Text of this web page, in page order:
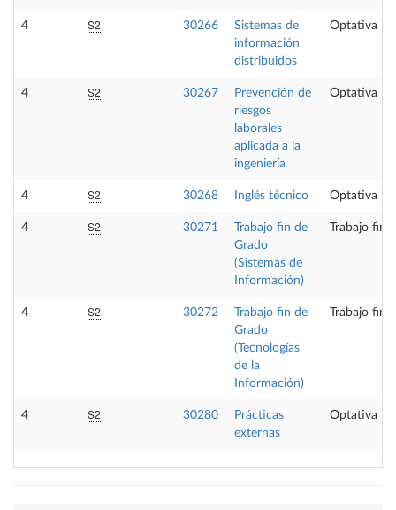
4 S2 30266
Sistemas de
información
distribuidos
Optativa
4 S2 30267
Prevención de
riesgos
laborales
aplicada a la
ingeniería
Optativa
4 S2 30268 Inglés técnico Optativa
4 S2 30271
Trabajo fin de
Grado
(Sistemas de
Información)
Trabajo fin
4 S2 30272
Trabajo fin de
Grado
(Tecnologías
de la
Información)
Trabajo fin
4 S2 30280
Prácticas
externas
Optativa